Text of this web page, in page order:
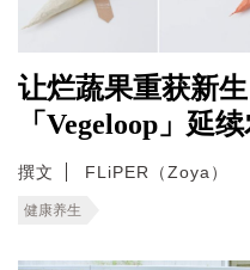
让烂蔬果重获新
「Vegeloop」延
撰文 FLiPER（Zoya）
健康养生